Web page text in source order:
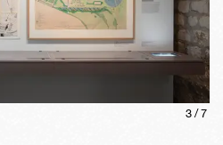
3 /7